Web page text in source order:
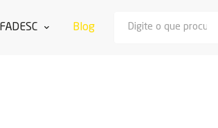
Blog